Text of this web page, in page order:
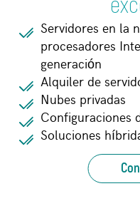
Servidores en la
procesadores
generación
Alquiler de
Nubes privadas
Configuraciones
Soluciones